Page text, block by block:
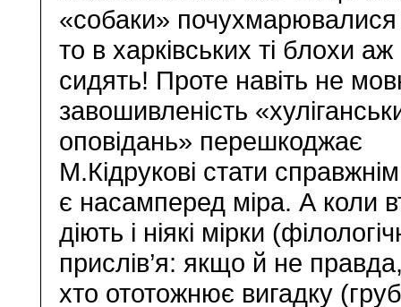
«собаки» почухмарювалися
то в харківських ті блохи
сидять! Проте навіть не
завошивленість
оповідань» перешкоджає
М.Кідрукові стати
є насамперед міра. А коли
діють і ніякі мірки
прислів’я: якщо й не
хто ототожнює вигадку